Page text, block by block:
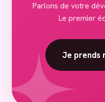
Parlons de votre
Le premier
Je prends